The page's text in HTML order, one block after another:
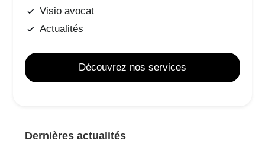
Visio avocat
Actualités
Découvrez nos services
Dernières actualités